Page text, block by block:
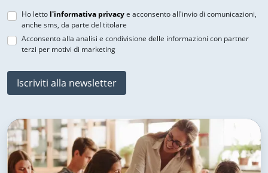
Ho letto l'informativa privacye acconsento all'invio di comunicazioni,
anche sms, da parte del titolare
Acconsento alla analisi e condivisione delle informazioni con partner
terzi per motivi di marketing
Iscriviti alla newsletter